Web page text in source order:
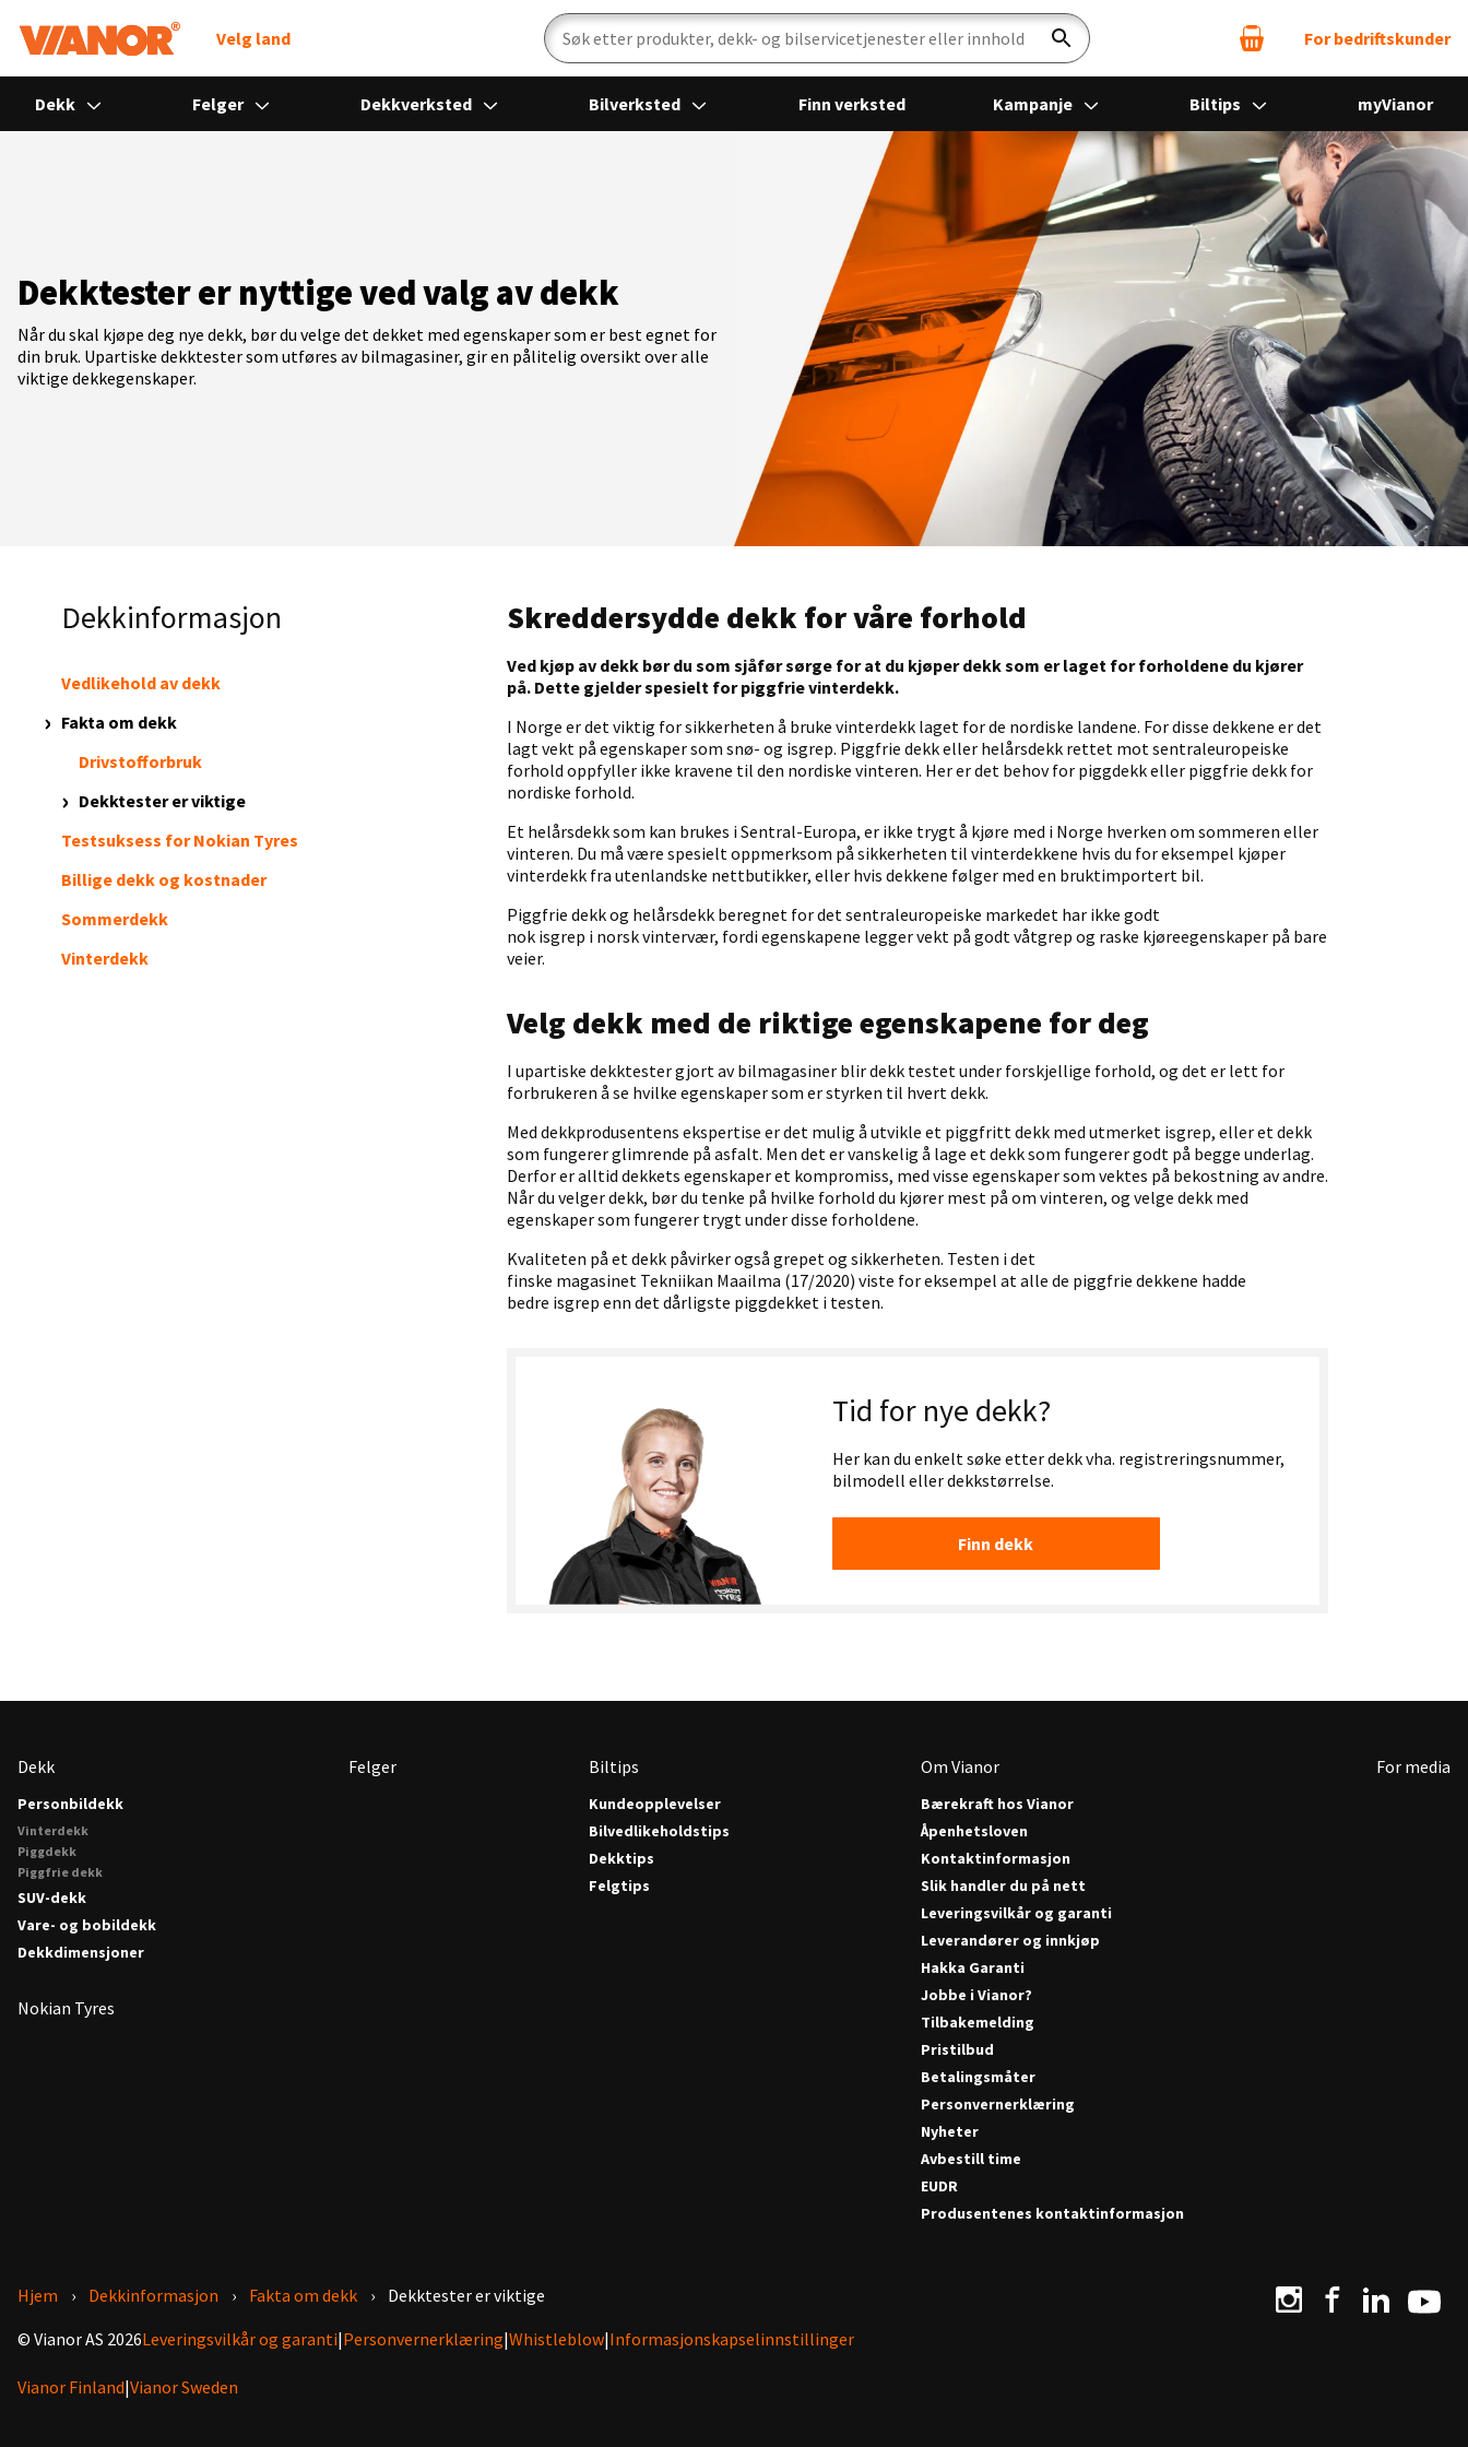
Velg land Søk For bedriftskunder
Dekk Felger Dekkverksted Bilverksted Finn verksted Kampanje Biltips myVianor
Dekktester er nyttige ved valg av dekk
Når du skal kjøpe deg nye dekk, bør du velge det dekket med egenskaper som er best egnet for
din bruk. Upartiske dekktester som utføres av bilmagasiner, gir en pålitelig oversikt over alle
viktige dekkegenskaper.
Dekkinformasjon
Vedlikehold av dekk
Fakta om dekk
Drivstofforbruk
Dekktester er viktige
Testsuksess for Nokian Tyres
Billige dekk og kostnader
Sommerdekk
Vinterdekk
Skreddersydde dekk for våre forhold
Ved kjøp av dekk bør du som sjåfør sørge for at du kjøper dekk som er laget for forholdene du kjører
på. Dette gjelder spesielt for piggfrie vinterdekk.
I Norge er det viktig for sikkerheten å bruke vinterdekk laget for de nordiske landene. For disse dekkene er det
lagt vekt på egenskaper som snø- og isgrep. Piggfrie dekk eller helårsdekk rettet mot sentraleuropeiske
forhold oppfyller ikke kravene til den nordiske vinteren. Her er det behov for piggdekk eller piggfrie dekk for
nordiske forhold.
Et helårsdekk som kan brukes i Sentral-Europa, er ikke trygt å kjøre med i Norge hverken om sommeren eller
vinteren. Du må være spesielt oppmerksom på sikkerheten til vinterdekkene hvis du for eksempel kjøper
vinterdekk fra utenlandske nettbutikker, eller hvis dekkene følger med en bruktimportert bil.
Piggfrie dekk og helårsdekk beregnet for det sentraleuropeiske markedet har ikke godt
nok isgrep i norskvintervær, fordi egenskapene legger vekt på godt våtgrep og raske kjøreegenskaper på bare
veier.
Velg dekk med de riktige egenskapene for deg
I upartiske dekktester gjort av bilmagasiner blir dekk testet under forskjellige forhold, og det er lett for
forbrukeren å se hvilke egenskaper som er styrken til hvert dekk.
Med dekkprodusentens ekspertise er det mulig å utvikle et piggfritt dekk med utmerket isgrep, eller et dekk
som fungerer glimrende på asfalt. Men det er vanskelig å lage et dekk som fungerer godt på begge underlag.
Derfor er alltid dekkets egenskaper et kompromiss, med visse egenskaper som vektes på bekostning av andre.
Når du velger dekk, bør du tenke på hvilke forhold du kjører mest på om vinteren, og velge dekk med
egenskaper som fungerer trygt under disse forholdene.
Kvaliteten på et dekk påvirker også grepet og sikkerheten. Testen i det
finske magasinet Tekniikan Maailma (17/2020) viste for eksempel at alle de piggfrie dekkene hadde
bedre isgrep enn det dårligste piggdekket i testen.
Tid for nye dekk?
Her kan du enkelt søke etter dekk vha. registreringsnummer,
bilmodell eller dekkstørrelse.
Finn dekk
Dekk
Personbildekk
Vinterdekk
Piggdekk
Piggfrie dekk
SUV-dekk
Vare- og bobildekk
Dekkdimensjoner
Nokian Tyres
Felger Biltips
Kundeopplevelser
Bilvedlikeholdstips
Dekktips
Felgtips
Om Vianor
Bærekraft hos Vianor
Åpenhetsloven
Kontaktinformasjon
Slik handler du på nett
Leveringsvilkår og garanti
Leverandører og innkjøp
Hakka Garanti
Jobbe i Vianor?
Tilbakemelding
Pristilbud
Betalingsmåter
Personvernerklæring
Nyheter
Avbestill time
EUDR
Produsentenes kontaktinformasjon
For media
Hjem Dekkinformasjon Fakta om dekk
Dekktester er viktige
© Vianor AS 2026Leveringsvilkår og garanti|Personvernerklæring|Whistleblow|Informasjonskapselinnstillinger
Vianor Finland|Vianor Sweden